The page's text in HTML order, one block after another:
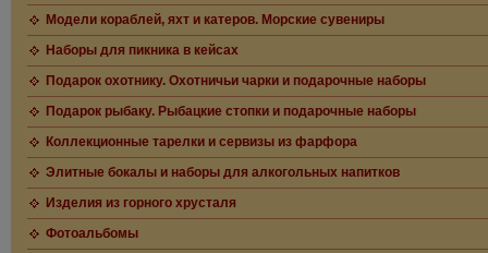
Модели кораблей, яхт и катеров. Морские сувениры
Наборы для пикника в кейсах
Подарок охотнику. Охотничьи чарки и подарочные наборы
Подарок рыбаку. Рыбацкие стопки и подарочные наборы
Коллекционные тарелки и сервизы из фарфора
Элитные бокалы и наборы для алкогольных напитков
Изделия из горного хрусталя
Фотоальбомы